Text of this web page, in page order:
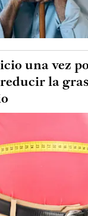
una vez
la